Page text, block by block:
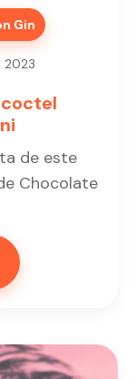
Gin
2023
de este
Chocolate